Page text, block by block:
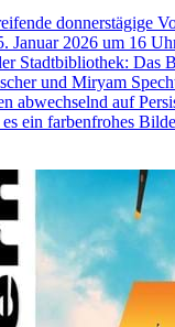
donnerstägige
Januar 2026 um 16
Stadtbibliothek: Das
und Miryam
abwechselnd auf
ein farbenfrohes